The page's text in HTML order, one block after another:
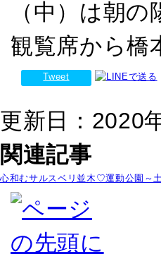
（中）は朝
観覧席から橋
Tweet
更新日：2020
関連記事
心和むサルスベリ並木♡運動公園～